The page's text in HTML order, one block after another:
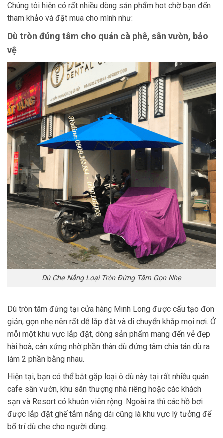
Chúng tôi hiện có rất nhiều dòng sản phẩm hot chờ bạn đến
tham khảo và đặt mua cho mình như:
Dù tròn đúng tâm cho quán cà phê, sân vườn, bảo
vệ
Dù Che Nắng Loại Tròn Đứng Tâm Gọn Nhẹ
Dù tròn tâm đứng tại cửa hàng Minh Long được cấu tạo đơn
giản, gọn nhẹ nên rất dễ lắp đặt và di chuyển khắp mọi nơi. Ở
mỗi một khu vực lắp đặt, dòng sản phẩm mang đến vẻ đẹp
hài hoà, cân xứng nhờ phần thân dù đứng tâm chia tán dù ra
làm 2 phần bằng nhau.
Hiện tại, bạn có thể bắt gặp loại ô dù này tại rất nhiều quán
cafe sân vườn, khu sân thượng nhà riêng hoặc các khách
sạn và Resort có khuôn viên rộng. Ngoài ra thì các hồ bơi
được lắp đặt ghế tắm nắng dài cũng là khu vực lý tưởng để
bố trí dù che cho người dùng.